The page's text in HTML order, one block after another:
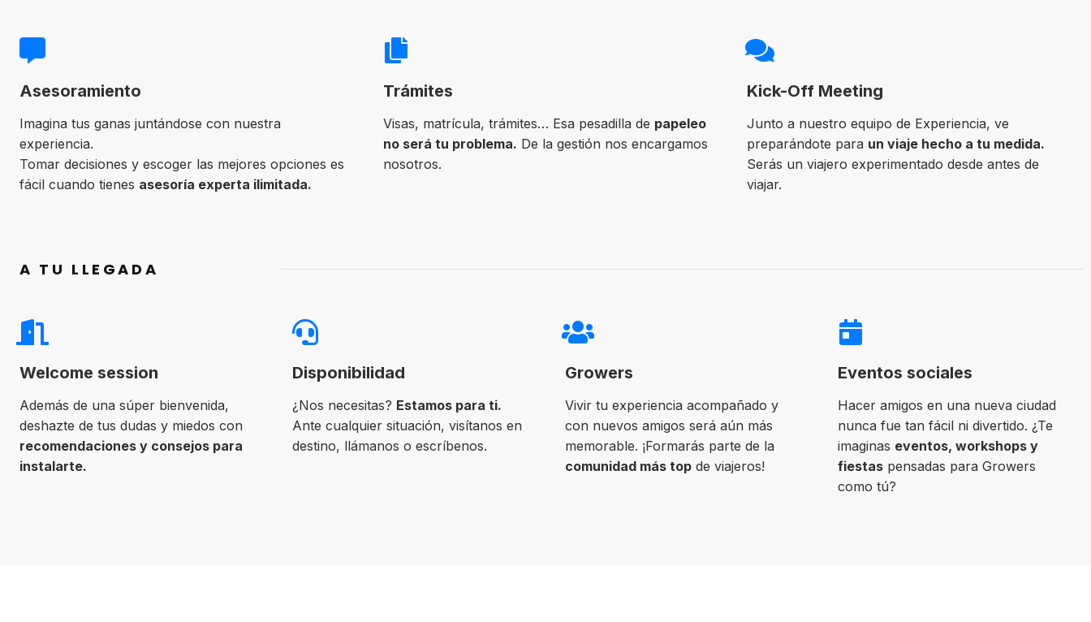
Asesoramiento
Imagina tus ganas juntándose con nuestra
experiencia.
Tomar decisiones y escoger las mejores opciones es
fácil cuando tienes asesoría experta ilimitada.
Trámites
Visas, matrícula, trámites… Esa pesadilla de papeleo
no será tu problema. De la gestión nos encargamos
nosotros.
Kick-Off Meeting
Junto a nuestro equipo de Experiencia, ve
preparándote para un viaje hecho a tu medida.
Serás un viajero experimentado desde antes de
viajar.
A TU LLEGADA
Welcome session
Además de una súper bienvenida,
deshazte de tus dudas y miedos con
recomendaciones y consejos para
instalarte.
Disponibilidad
¿Nos necesitas? Estamos para ti.
Ante cualquier situación, visítanos en
destino, llámanos o escríbenos.
Growers
Vivir tu experiencia acompañado y
con nuevos amigos será aún más
memorable. ¡Formarás parte de la
comunidad más top de viajeros!
Eventos sociales
Hacer amigos en una nueva ciudad
nunca fue tan fácil ni divertido. ¿Te
imaginas eventos, workshops y
fiestas pensadas para Growers
como tú?